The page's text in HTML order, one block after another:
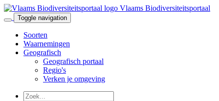
Vlaams Biodiversiteitsportaal
Toggle navigation
Soorten
Waarnemingen
Geografisch
Geografisch portaal
Regio's
Verken je omgeving